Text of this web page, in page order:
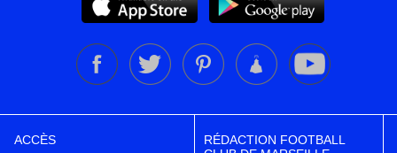
ACCÈS
RÉDACTION FOOTBALL